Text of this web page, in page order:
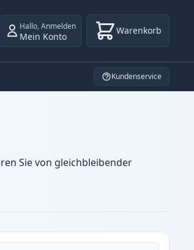
Hallo,Anmelden
Mein Konto Warenkorb
Kundenservice
Sie von gleichbleibender